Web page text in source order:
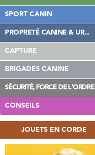
SPORT CANIN
PROPRETÉ CANINE & UR...
CAPTURE
BRIGADES CANINE
SÉCURITÉ, FORCE DE L'ORDRE
CONSEILS
JOUETS EN CORDE